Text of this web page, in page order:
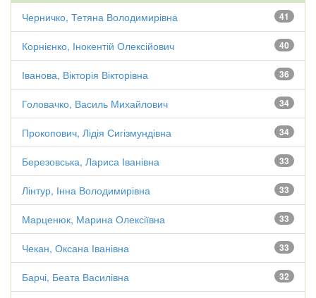
41
Черничко, Тетяна Володимирівна
40
Корнієнко, Інокентій Олексійович
36
Іванова, Вікторія Вікторівна
34
Головачко, Василь Михайлович
34
Прокопович, Лідія Сигізмундівна
33
Березовська, Лариса Іванівна
33
Лінтур, Інна Володимирівна
33
Марценюк, Марина Олексіївна
33
Чекан, Оксана Іванівна
32
Барчі, Беата Василівна